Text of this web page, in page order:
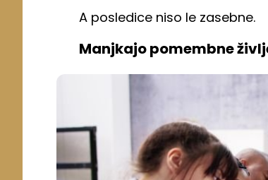
A posledice niso le zasebne.
Manjkajo pomembne